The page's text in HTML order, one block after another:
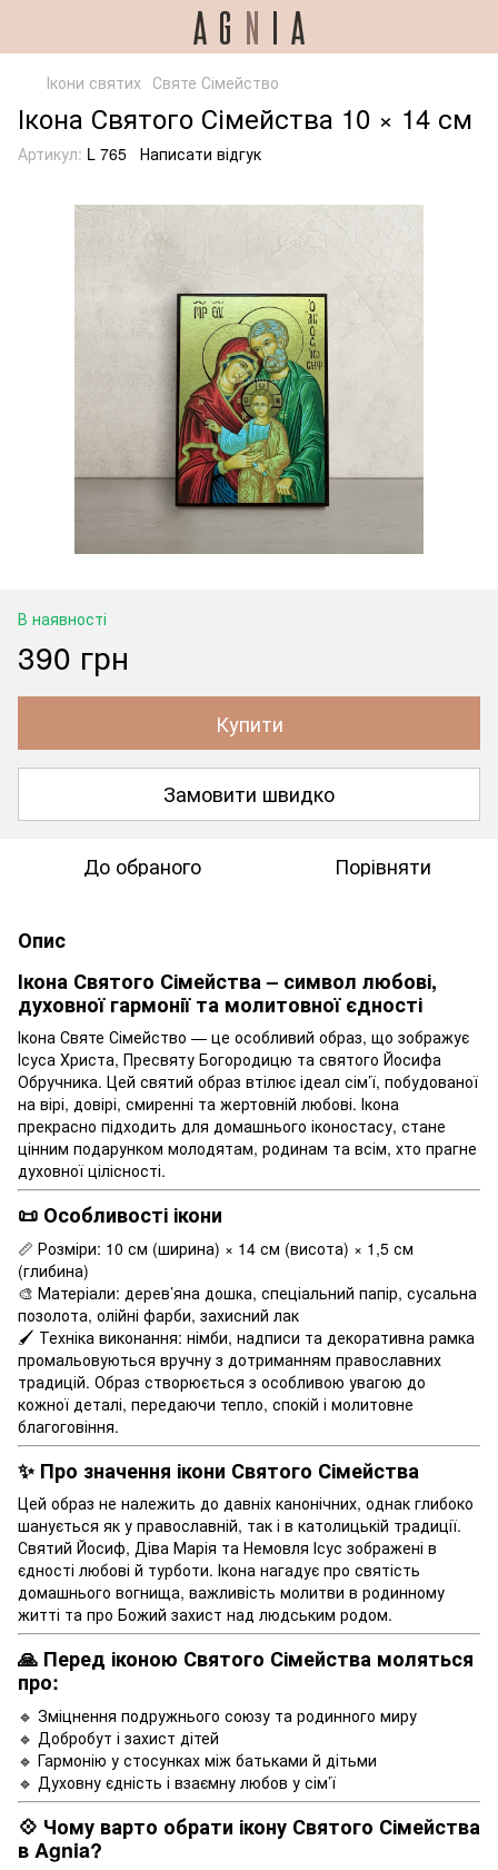
Ікони святих Святе Сімейство
Ікона Святого Сімейства 10 × 14 см
Артикул: L 765 Написати відгук
В наявності
390 грн
Купити
Замовити швидко
До обраного Порівняти
Опис
Ікона Святого Сімейства – символ любові,
духовної гармонії та молитовної єдності
Ікона Святе Сімейство — це особливий образ, що зображує
Ісуса Христа, Пресвяту Богородицю та святого Йосифа
Обручника. Цей святий образ втілює ідеал сім’ї, побудованої
на вірі, довірі, смиренні та жертовній любові. Ікона
прекрасно підходить для домашнього іконостасу, стане
цінним подарунком молодятам, родинам та всім, хто прагне
духовної цілісності.
📜 Особливості ікони
📏 Розміри: 10 см (ширина) × 14 см (висота) × 1,5 см
(глибина)
🎨 Матеріали: дерев’яна дошка, спеціальний папір, сусальна
позолота, олійні фарби, захисний лак
🖌 Техніка виконання: німби, надписи та декоративна рамка
промальовуються вручну з дотриманням православних
традицій. Образ створюється з особливою увагою до
кожної деталі, передаючи тепло, спокій і молитовне
благоговіння.
✨ Про значення ікони Святого Сімейства
Цей образ не належить до давніх канонічних, однак глибоко
шанується як у православній, так і в католицькій традиції.
Святий Йосиф, Діва Марія та Немовля Ісус зображені в
єдності любові й турботи. Ікона нагадує про святість
домашнього вогнища, важливість молитви в родинному
житті та про Божий захист над людським родом.
🙏 Перед іконою Святого Сімейства моляться
про:
🔹 Зміцнення подружнього союзу та родинного миру
🔹 Добробут і захист дітей
🔹 Гармонію у стосунках між батьками й дітьми
🔹 Духовну єдність і взаємну любов у сім’ї
💠 Чому варто обрати ікону Святого Сімейства
в Agnia?